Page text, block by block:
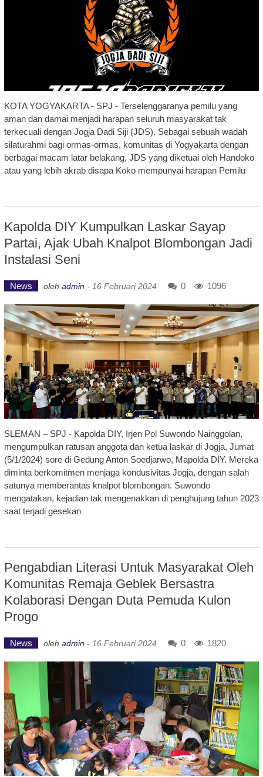
KOTA YOGYAKARTA - SPJ - Terselenggaranya pemilu yang
aman dan damai menjadi harapan seluruh masyarakat tak
terkecuali dengan Jogja Dadi Siji (JDS). Sebagai sebuah wadah
silaturahmi bagi ormas-ormas, komunitas di Yogyakarta dengan
berbagai macam latar belakang, JDS yang diketuai oleh Handoko
atau yang lebih akrab disapa Koko mempunyai harapan Pemilu
Kapolda DIY Kumpulkan Laskar Sayap
Partai, Ajak Ubah Knalpot Blombongan Jadi
Instalasi Seni
News oleh admin - 16 Februari 2024 0 1096
SLEMAN – SPJ - Kapolda DIY, Irjen Pol Suwondo Nainggolan,
mengumpulkan ratusan anggota dan ketua laskar di Jogja, Jumat
(5/1/2024) sore di Gedung Anton Soedjarwo, Mapolda DIY. Mereka
diminta berkomitmen menjaga kondusivitas Jogja, dengan salah
satunya memberantas knalpot blombongan. Suwondo
mengatakan, kejadian tak mengenakkan di penghujung tahun 2023
saat terjadi gesekan
Pengabdian Literasi Untuk Masyarakat Oleh
Komunitas Remaja Geblek Bersastra
Kolaborasi Dengan Duta Pemuda Kulon
Progo
News oleh admin - 16 Februari 2024 0 1820